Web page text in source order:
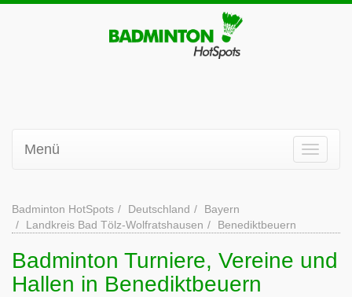
Menü
Badminton HotSpots Deutschland
Bayern
Landkreis Bad Tölz-Wolfratshausen
Benediktbeuern
Badminton Turniere, Vereine und
Hallen in Benediktbeuern